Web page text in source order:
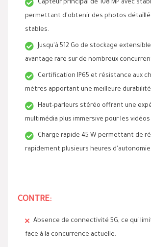
Capteur principal de 108 MP avec
permettant d'obtenir des photos
stables.
Jusqu'à 512 Go de stockage
avantage rare sur de nombreux
Certification IP65 et résistance aux
mètres apportant une meilleure
Haut-parleurs stéréo offrant une
multimédia plus immersive pour les
Charge rapide 45 W permettant de
rapidement plusieurs heures d'autonomie.
CONTRE:
Absence de connectivité 5G, ce qui
face à la concurrence actuelle.